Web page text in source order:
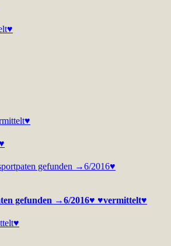
gefunden →6/2016♥ ♥vermittelt♥